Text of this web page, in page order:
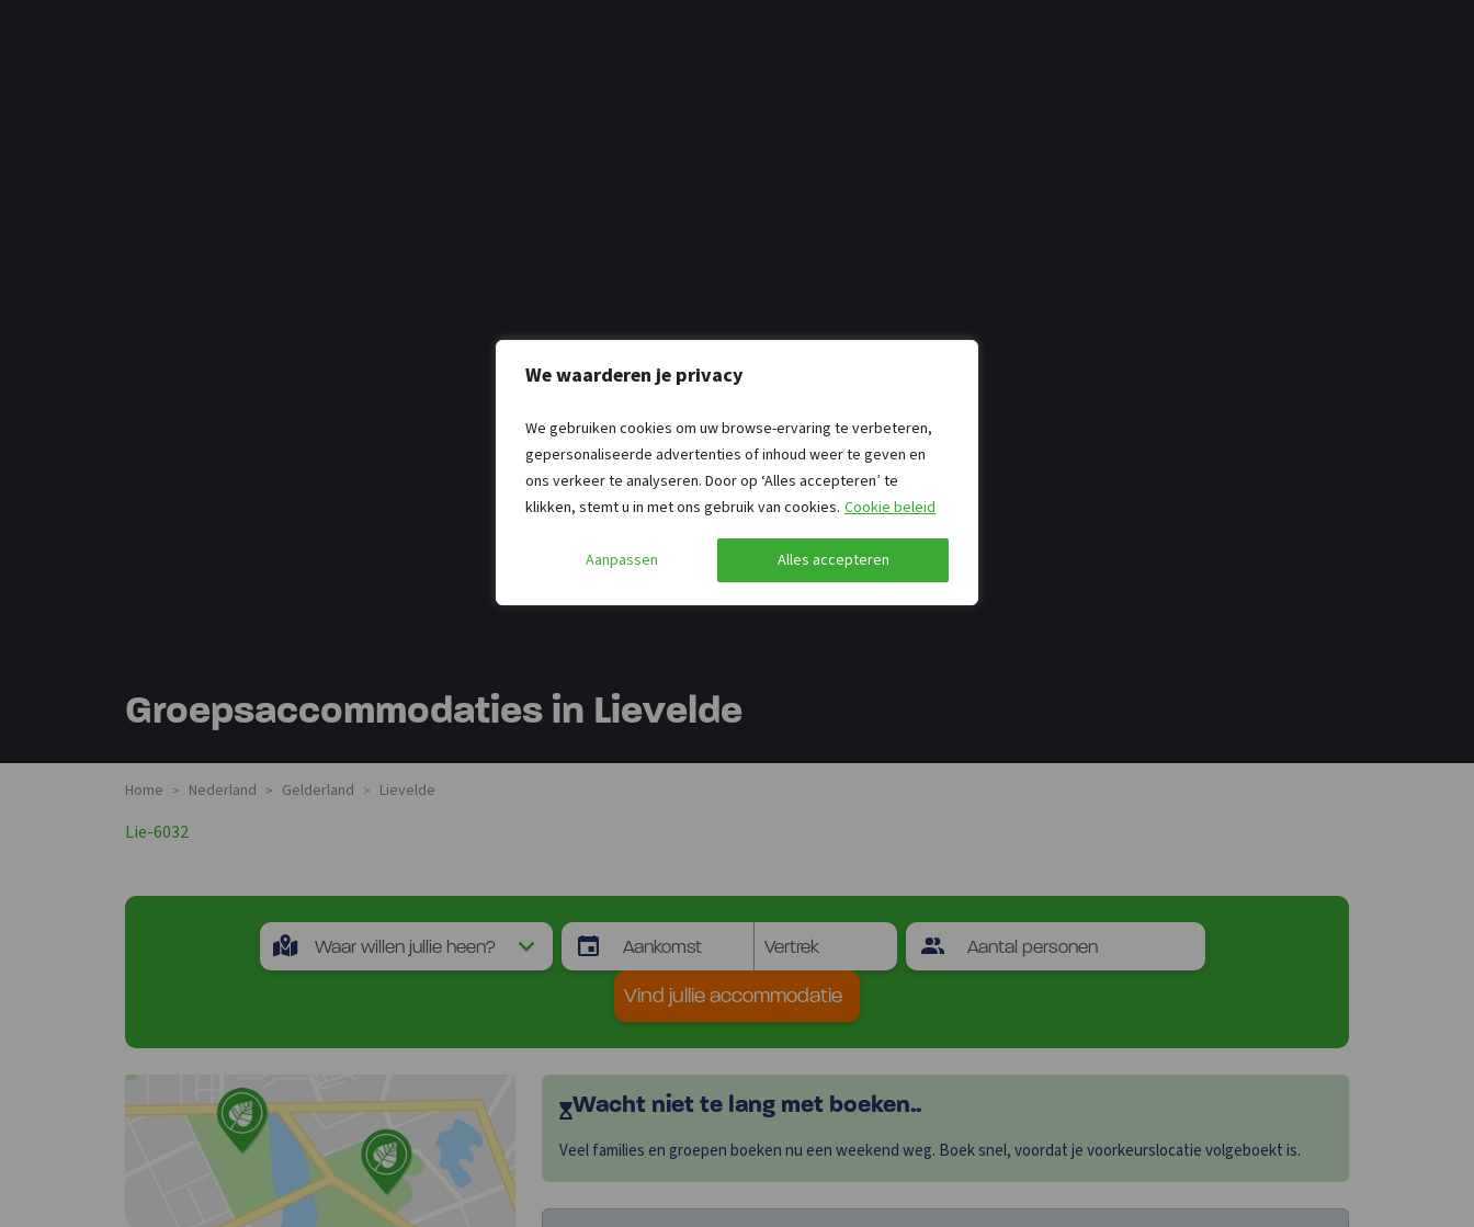
We waarderen je privacy
We gebruiken cookies om uw browse-ervaring te verbeteren,
gepersonaliseerde advertenties of inhoud weer te geven en
ons verkeer te analyseren. Door op ‘Alles accepteren’ te
klikken, stemt u in met ons gebruik van cookies. Cookie beleid
Aanpassen Alles accepteren
Groepsaccommodaties in Lievelde
Home > Nederland > Gelderland > Lievelde
Lie-6032
Vind jullie accommodatie
Wacht niet te lang met boeken..
Veel families en groepen boeken nu een weekend weg. Boek snel, voordat je voorkeurslocatie volgeboekt is.